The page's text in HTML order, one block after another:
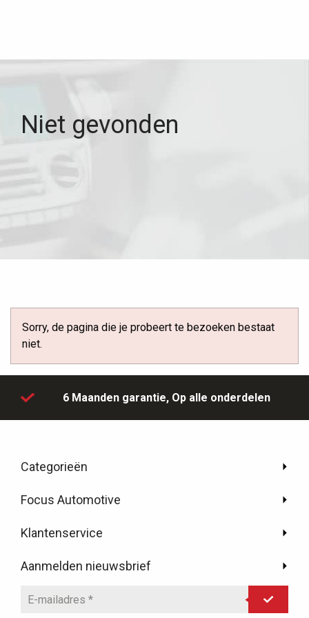
Niet gevonden
Sorry, de pagina die je probeert te bezoeken bestaat
niet.
6 Maanden garantie, Op alle onderdelen
Categorieën
Focus Automotive
Klantenservice
Aanmelden nieuwsbrief